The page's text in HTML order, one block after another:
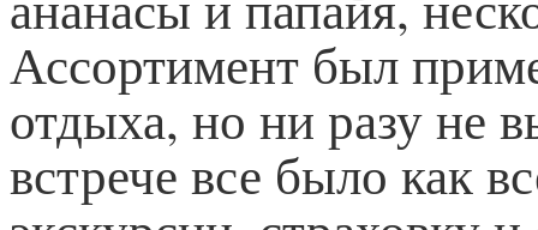
Ассортимент был
отдыха, но ни разу не
встрече все было как